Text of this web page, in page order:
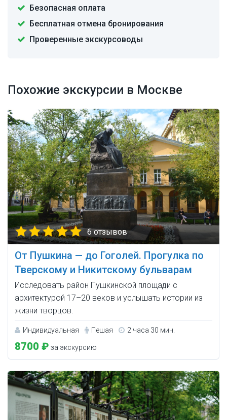
Безопасная оплата
Бесплатная отмена бронирования
Проверенные экскурсоводы
Похожие экскурсии в Москве
6 отзывов
От Пушкина — до Гоголей. Прогулка по
Тверскому и Никитскому бульварам
Исследовать район Пушкинской площади с
архитектурой 17–20 веков и услышать истории из
жизни творцов.
Индивидуальная Пешая 2 часа 30 мин.
8700 ₽ за экскурсию